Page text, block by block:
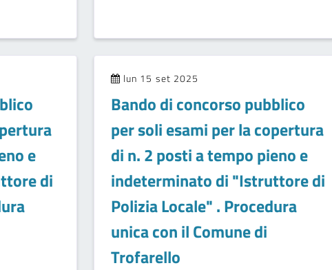
e
di
lun 15 set 2025
Bando di concorso pubblico
per soli esami per la copertura
di n. 2 posti a tempo pieno e
indeterminato di "Istruttore di
Polizia Locale" . Procedura
unica con il Comune di
Trofarello